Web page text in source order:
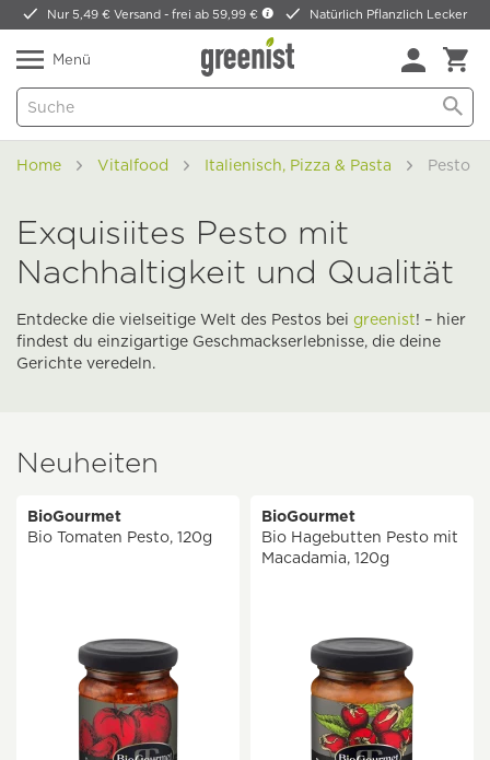
Nur 5,49 € Versand -frei ab 59,99 € Natürlich Pflanzlich Lecker
Menü
Home Vitalfood Italienisch, Pizza & Pasta Pesto
Exquisiites Pesto mit
Nachhaltigkeit und Qualität
Entdecke die vielseitige Welt des Pestos bei greenist! – hier
findest du einzigartige Geschmackserlebnisse, die deine
Gerichte veredeln.
Neuheiten
BioGourmet
Bio Tomaten Pesto, 120g
BioGourmet
Bio Hagebutten Pesto mit
Macadamia, 120g